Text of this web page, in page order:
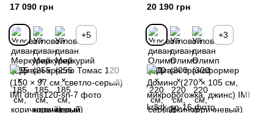
17 090 грн
+5
20 190 грн
+3